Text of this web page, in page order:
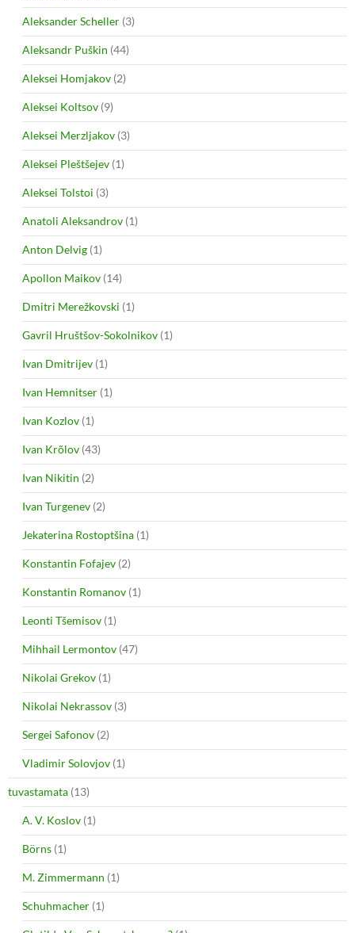
Aleksander Scheller (3)
Aleksandr Puškin (44)
Aleksei Homjakov (2)
Aleksei Koltsov (9)
Aleksei Merzljakov (3)
Aleksei Pleštšejev (1)
Aleksei Tolstoi (3)
Anatoli Aleksandrov (1)
Anton Delvig (1)
Apollon Maikov (14)
Dmitri Merežkovski (1)
Gavril Hruštšov-Sokolnikov (1)
Ivan Dmitrijev (1)
Ivan Hemnitser (1)
Ivan Kozlov (1)
Ivan Krõlov (43)
Ivan Nikitin (2)
Ivan Turgenev (2)
Jekaterina Rostoptšina (1)
Konstantin Fofajev (2)
Konstantin Romanov (1)
Leonti Tšemisov (1)
Mihhail Lermontov (47)
Nikolai Grekov (1)
Nikolai Nekrassov (3)
Sergei Safonov (2)
Vladimir Solovjov (1)
tuvastamata (13)
A. V. Koslov (1)
Börns (1)
M. Zimmermann (1)
Schuhmacher (1)